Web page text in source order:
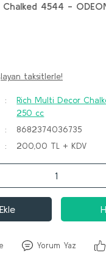
Chalked 4544 -
taksitlerle!
Rich Multi Decor
250 cc
8682374036735
200,00 TL + KDV
Yorum Yaz